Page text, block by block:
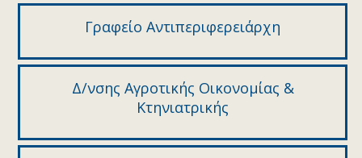
Γραφείο Αντιπεριφερειάρχη
Δ/νσης Αγροτικής Οικονομίας &
Κτηνιατρικής